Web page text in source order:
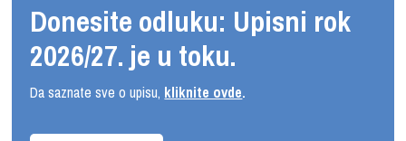
Donesite odluku: Upisni rok
2026/27. je u toku.
Da saznate sve o upisu, kliknite ovde.